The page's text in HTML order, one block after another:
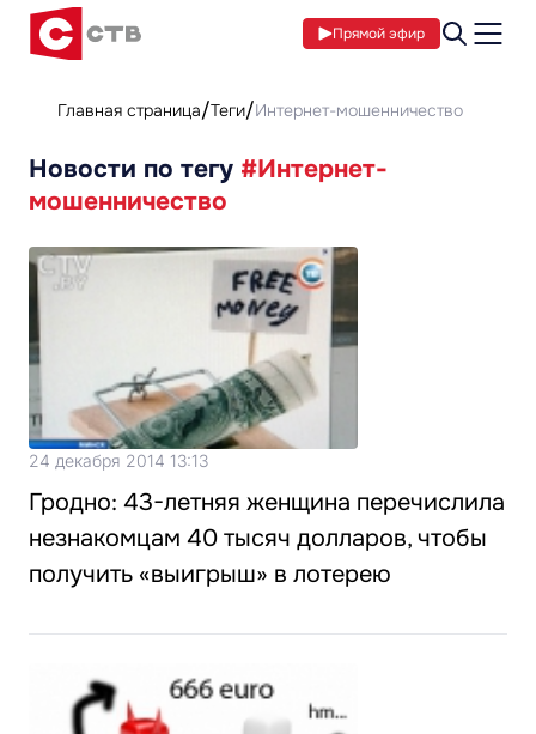
Прямой эфир
Главная страница Теги Интернет-мошенничество
Новости по тегу #Интернет-
мошенничество
24 декабря 2014 13:13
Гродно: 43-летняя женщина перечислила
незнакомцам 40 тысяч долларов, чтобы
получить «выигрыш» в лотерею